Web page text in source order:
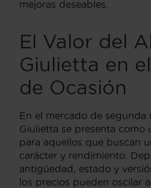
mejoras deseables.
El Valor del
Giulietta en
de Ocasión
En el mercado de segunda
Giulietta se presenta como
para aquellos que buscan
carácter y rendimiento.
antigüedad, estado y
los precios pueden oscilar